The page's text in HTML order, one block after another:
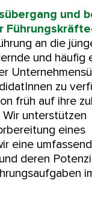
und
an die
und häufig
zu
früh auf ihre
unterstützen
eines
eine
deren